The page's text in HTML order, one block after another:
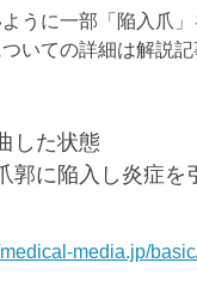
うに一部「陥入爪
いての詳細は解説記
した状態
郭に陥入し炎症を
media.jp/